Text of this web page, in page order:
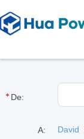
De:
A: David